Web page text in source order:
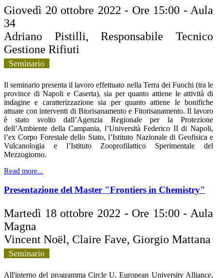
Giovedì 20 ottobre 2022 - Ore 15:00 - Aula
34
Adriano Pistilli, Responsabile Tecnico
Gestione Rifiuti
Seminario
Il seminario presenta il lavoro effettuato nella Terra dei Fuochi (tra le
province di Napoli e Caserta), sia per quanto attiene le attività di
indagine e caratterizzazione sia per quanto attiene le bonifiche
attuate con interventi di Biorisanamento e Fitorisanamento. Il lavoro
è stato svolto dall’Agenzia Regionale per la Protezione
dell’Ambiente della Campania, l’Università Federico II di Napoli,
l’ex Corpo Forestale dello Stato, l’Istituto Nazionale di Geofisica e
Vulcanologia e l’Istituto Zooprofilattico Sperimentale del
Mezzogiorno.
Read more...
Presentazione del Master "Frontiers in Chemistry"
Martedì 18 ottobre 2022 - Ore 15:00 - Aula
Magna
Vincent Noël, Claire Fave, Giorgio Mattana
Seminario
All'interno del programma Circle U, European University Alliance,